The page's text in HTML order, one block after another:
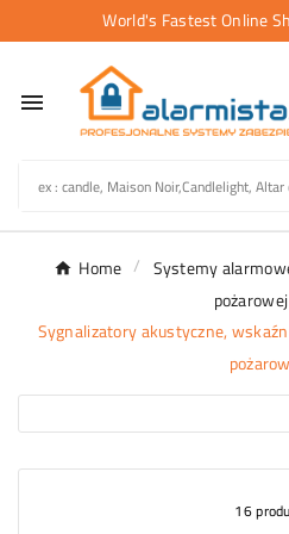
World's Fastest Online

Home Systemy
pożarowej
Sygnalizatory akustyczne,
16